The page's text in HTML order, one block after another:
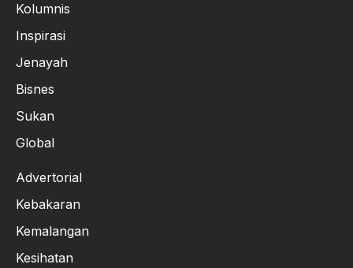
Kolumnis
Inspirasi
Jenayah
Bisnes
Sukan
Global
Advertorial
Kebakaran
Kemalangan
Kesihatan